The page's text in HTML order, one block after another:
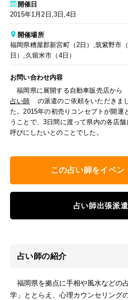
開催日
2015年1月2日,3日,4日
開催場所
福岡県糟屋郡新宮町（2日）,筑紫野市
日）,久留米市（4日）
お問い合わせ内容
福岡県に展開する自動車販売店から
占い師
の派遣のご依頼をいただきま
た。2015年の初売りコンセプトが開運
うことで、3日間に渡って県内の各店舗
呼びにしたいとのことでした。
この占い師をイベン
占い師出張派
占い師の紹介
福岡県を拠点に手相や風水などの
学」ととらえ、心理カウンセリング